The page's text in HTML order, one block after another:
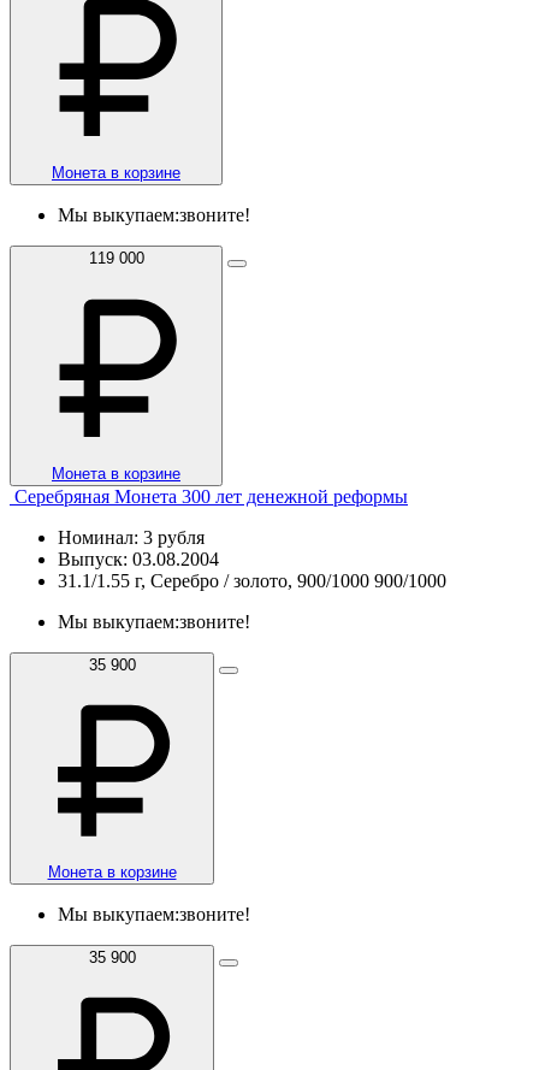
Монета в корзине
Мы выкупаем:звоните!
119 000
Монета в корзине
Серебряная Монета 300 лет денежной реформы
Номинал: 3 рубля
Выпуск: 03.08.2004
31.1/1.55 г, Серебро / золото, 900/1000 900/1000
Мы выкупаем:звоните!
35 900
Монета в корзине
Мы выкупаем:звоните!
35 900